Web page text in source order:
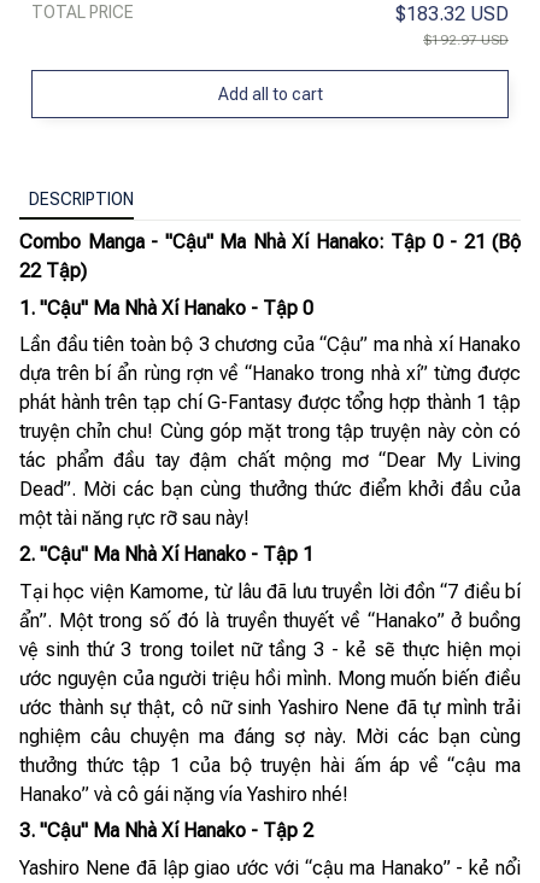
TOTAL PRICE $183.32 USD
$192.97 USD
Add all to cart
DESCRIPTION
Combo Manga - "Cậu" Ma Nhà Xí Hanako: Tập 0 - 21 (Bộ
22 Tập)
1. "Cậu" Ma Nhà Xí Hanako - Tập 0
Lần đầu tiên toàn bộ 3 chương của “Cậu” ma nhà xí Hanako
dựa trên bí ẩn rùng rợn về “Hanako trong nhà xí” từng được
phát hành trên tạp chí G-Fantasy được tổng hợp thành 1 tập
truyện chỉn chu! Cùng góp mặt trong tập truyện này còn có
tác phẩm đầu tay đậm chất mộng mơ “Dear My Living
Dead”. Mời các bạn cùng thưởng thức điểm khởi đầu của
một tài năng rực rỡ sau này!
2. "Cậu" Ma Nhà Xí Hanako - Tập 1
Tại học viện Kamome, từ lâu đã lưu truyền lời đồn “7 điều bí
ẩn”. Một trong số đó là truyền thuyết về “Hanako” ở buồng
vệ sinh thứ 3 trong toilet nữ tầng 3 - kẻ sẽ thực hiện mọi
ước nguyện của người triệu hồi mình. Mong muốn biến điều
ước thành sự thật, cô nữ sinh Yashiro Nene đã tự mình trải
nghiệm câu chuyện ma đáng sợ này. Mời các bạn cùng
thưởng thức tập 1 của bộ truyện hài ấm áp về “cậu ma
Hanako” và cô gái nặng vía Yashiro nhé!
3. "Cậu" Ma Nhà Xí Hanako - Tập 2
Yashiro Nene đã lập giao ước với “cậu ma Hanako” - kẻ nổi